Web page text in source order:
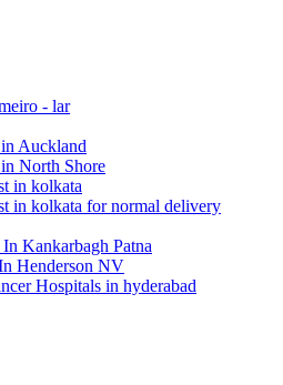
- lar
Auckland
North Shore
in kolkata
in kolkata for normal delivery
Kankarbagh Patna
Henderson NV
Hospitals in hyderabad